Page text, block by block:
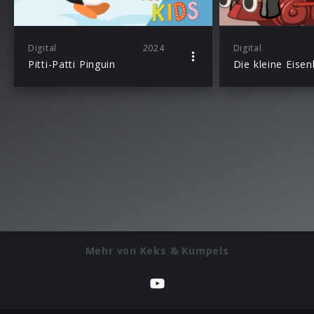
Digital 2024
Pitti-Patti Pinguin
Digital
Die kleine
Mehr von Keks & Kumpels